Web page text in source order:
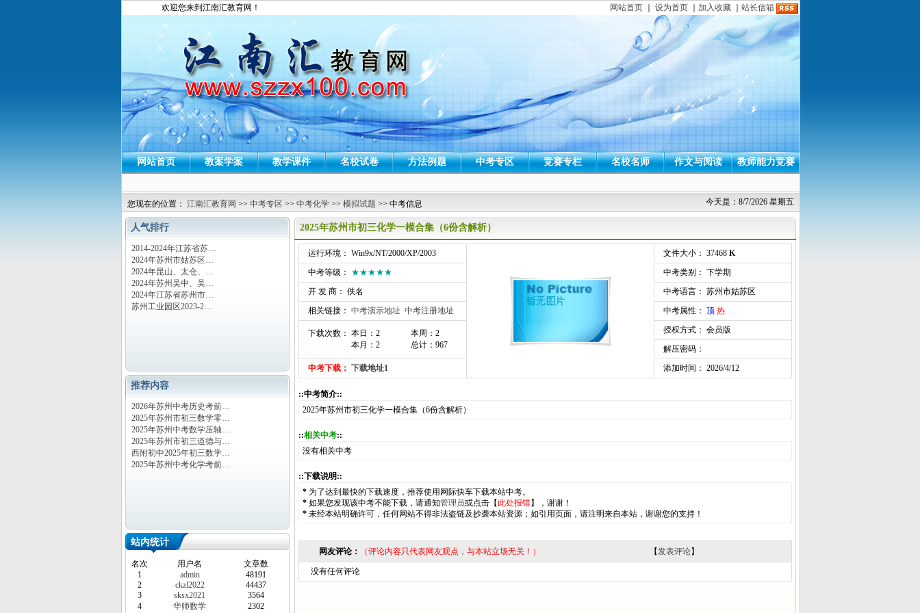
欢迎您来到江南汇教育网！ 网站首页 设为首页 加入收藏 站长信箱
网站首页 教案学案 教学课件 名校试卷 方法例题 中考专区 竞赛专栏 名校名师 作文与阅读 教师能力竞赛
今天是：8/7/2026 星期五
您现在的位置： 江南汇教育网 >> 中考专区 >> 中考化学 >> 模拟试题 >> 中考信息
人气排行
2014-2024年江苏省苏…
2024年苏州市姑苏区…
2024年昆山、太仓、…
2024年苏州吴中、吴…
2024年江苏省苏州市…
苏州工业园区2023-2…
推荐内容
2026年苏州中考历史考前…
2025年苏州市初三数学零…
2025年苏州中考数学压轴…
2025年苏州市初三道德与…
西附初中2025年初三数学…
2025年苏州中考化学考前…
站内统计
名次 用户名
文章数
1
admin
48191
2
ckzl2022
44437
3
sksx2021
3564
4
华师数学
2302
2025年苏州市初三化学一模合集（6份含解析）
运行环境： Win9x/NT/2000/XP/2003 文件大小： 37468 K
中考等级： ★★★★★
中考类别： 下学期
开 发 商： 佚名
中考语言： 苏州市姑苏区
相关链接： 中考演示地址 中考注册地址 中考属性： 顶 热
下载次数： 本日：2
本月：2
本周：2
总计：967
授权方式： 会员版
解压密码：
中考下载： 下载地址1 添加时间： 2026/4/12
::中考简介::
2025年苏州市初三化学一模合集（6份含解析）
::相关中考::
没有相关中考
::下载说明::
* 为了达到最快的下载速度，推荐使用网际快车下载本站中考。
* 如果您发现该中考不能下载，请通知管理员或点击【 此处报错】，谢谢！
* 未经本站明确许可，任何网站不得非法盗链及抄袭本站资源；如引用页面，请注明来自本站，谢谢您的支持！
网友评论： （评论内容只代表网友观点，与本站立场无关！） 【发表评论】
没有任何评论